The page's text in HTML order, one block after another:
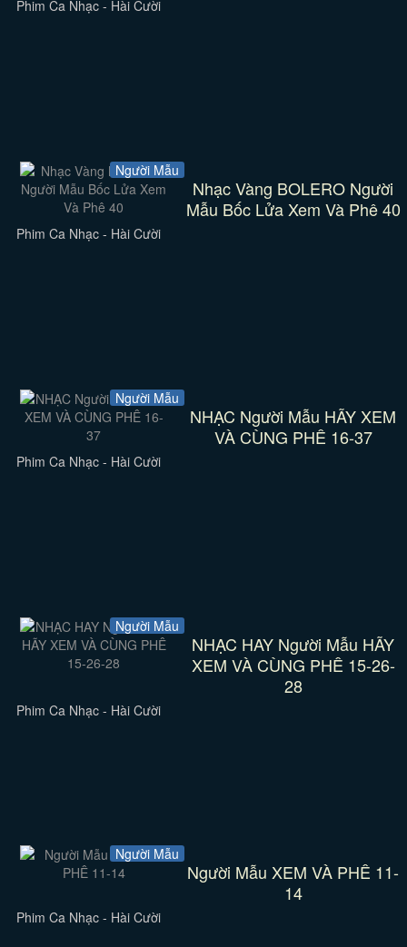
Phim Ca Nhạc - Hài Cười
Người Mẫu
Nhạc Vàng BOLERO Người
Mẫu Bốc Lửa Xem Và Phê 40
Phim Ca Nhạc - Hài Cười
Người Mẫu
NHẠC Người Mẫu HÃY XEM
VÀ CÙNG PHÊ 16-37
Phim Ca Nhạc - Hài Cười
Người Mẫu
NHẠC HAY Người Mẫu HÃY
XEM VÀ CÙNG PHÊ 15-26-
28
Phim Ca Nhạc - Hài Cười
Người Mẫu
Người Mẫu XEM VÀ PHÊ 11-
14
Phim Ca Nhạc - Hài Cười